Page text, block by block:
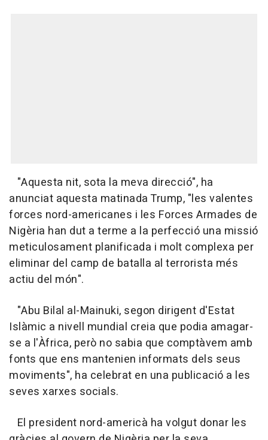
"Aquesta nit, sota la meva direcció", ha
anunciat aquesta matinada Trump, "les valentes
forces nord-americanes i les Forces Armades de
Nigèria han dut a terme a la perfecció una missió
meticulosament planificada i molt complexa per
eliminar del camp de batalla al terrorista més
actiu del món".
"Abu Bilal al-Mainuki, segon dirigent d'Estat
Islàmic a nivell mundial creia que podia amagar-
se a l'Àfrica, però no sabia que comptàvem amb
fonts que ens mantenien informats dels seus
moviments", ha celebrat en una publicació a les
seves xarxes socials.
El president nord-americà ha volgut donar les